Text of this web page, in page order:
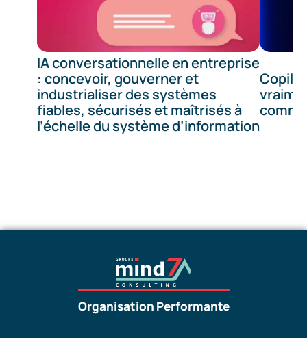
IA conversationnelle en entreprise
: concevoir, gouverner et
industrialiser des systèmes
fiables, sécurisés et maîtrisés à
l’échelle du système d’information
Organisation Performante